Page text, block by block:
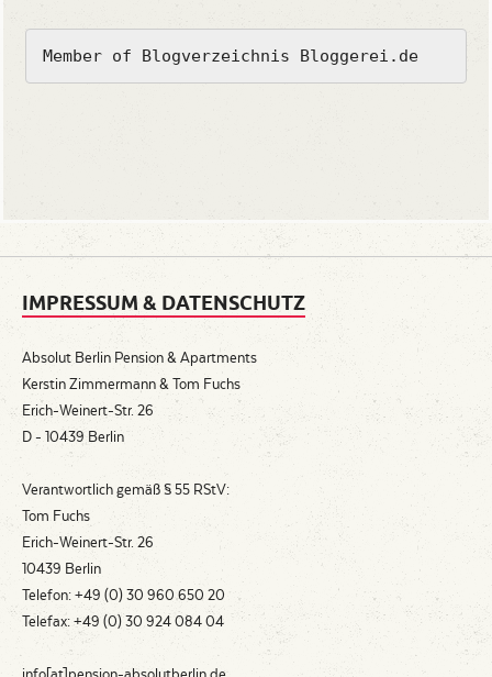
Member of Blogverzeichnis Bloggerei.de
IMPRESSUM & DATENSCHUTZ
Absolut Berlin Pension & Apartments
Kerstin Zimmermann & Tom Fuchs
Erich-Weinert-Str. 26
D - 10439 Berlin
Verantwortlich gemäß § 55 RStV:
Tom Fuchs
Erich-Weinert-Str. 26
10439 Berlin
Telefon: +49 (0) 30 960 650 20
Telefax: +49 (0) 30 924 084 04
info[at]pension-absolutberlin.de